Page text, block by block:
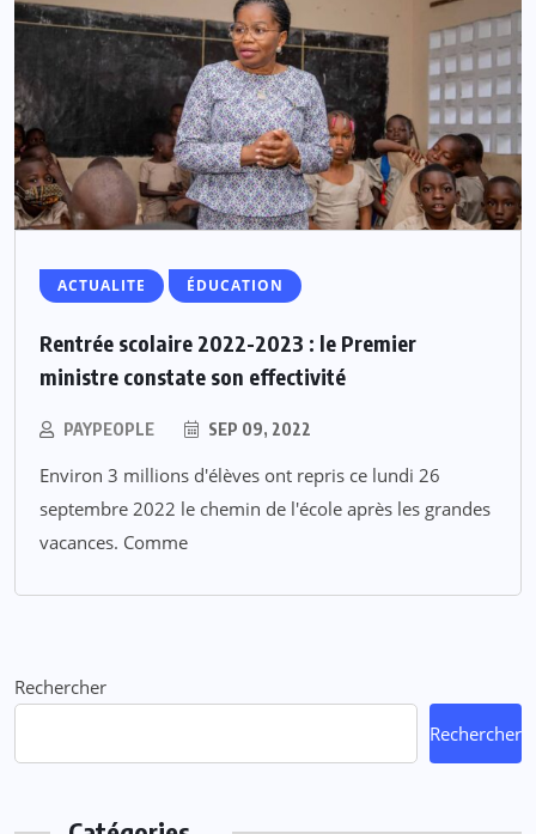
ACTUALITE ÉDUCATION
Rentrée scolaire 2022-2023 : le Premier
ministre constate son effectivité
PAYPEOPLE SEP 09, 2022
Environ 3 millions d'élèves ont repris ce lundi 26
septembre 2022 le chemin de l'école après les grandes
vacances. Comme
Rechercher
Rechercher